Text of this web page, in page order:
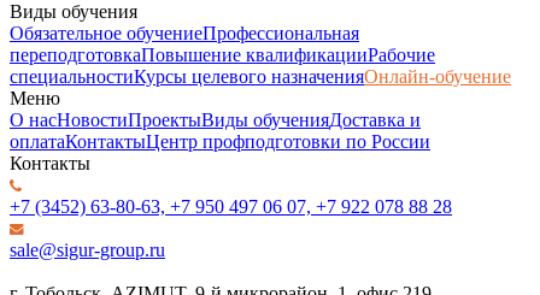
Виды обучения
Обязательное обучениеПрофессиональная
переподготовкаПовышение квалификацииРабочие
специальностиКурсы целевого назначенияОнлайн-обучение
Меню
О насНовостиПроектыВиды обученияДоставка и
оплатаКонтактыЦентр профподготовки по России
Контакты
+7 (3452) 63-80-63, +7 950 497 06 07, +7 922 078 88 28
sale@sigur-group.ru